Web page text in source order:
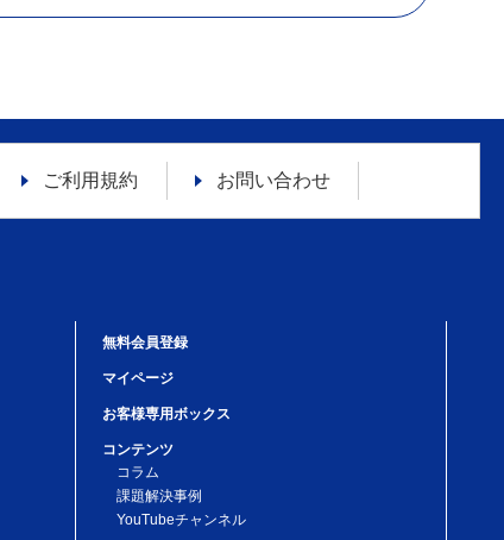
ご利用規約 お問い合わせ
無料会員登録
マイページ
お客様専用ボックス
コンテンツ
コラム
課題解決事例
YouTubeチャンネル